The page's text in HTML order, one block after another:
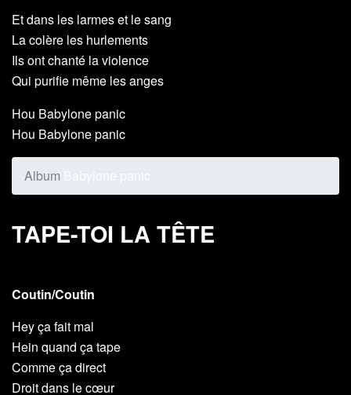
Et dans les larmes et le sang
La colère les hurlements
Ils ont chanté la violence
Qui purifie même les anges
Hou Babylone panic
Hou Babylone panic
Album
TAPE-TOI LA TÊTE
Coutin/Coutin
Hey ça fait mal
Hein quand ça tape
Comme ça direct
Droit dans le cœur